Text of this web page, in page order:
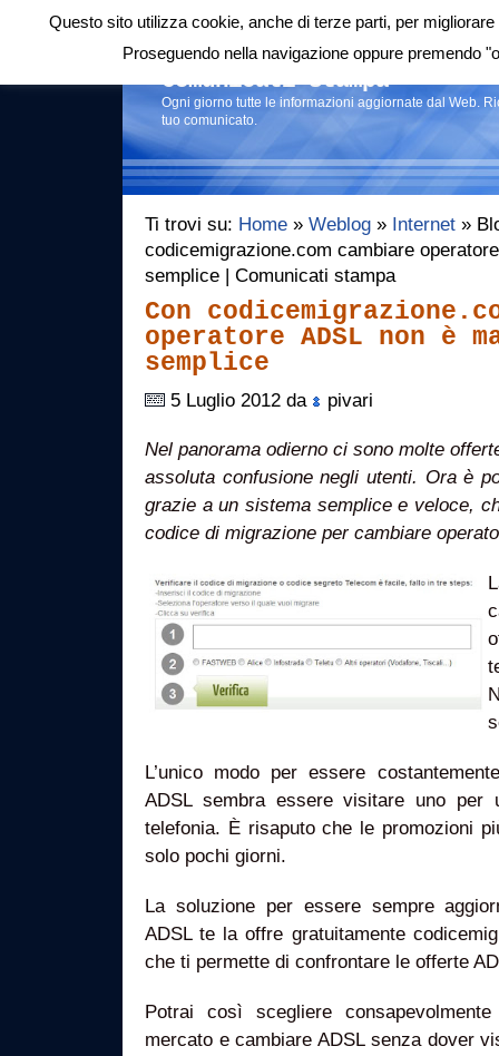
Login|RSS |
Comunicati stampa
Ogni giorno tutte le informazioni aggiornate dal Web.
tuo comunicato.
Ti trovi su: Home » Weblog » Internet »
codicemigrazione.com cambiare
semplice | Comunicati stampa
Con
operatore ADSL non è
semplice
5 Luglio 2012 da pivari
Nel panorama odierno ci sono molte
assoluta confusione negli utenti. Ora è
grazie a un sistema semplice e veloce,
codice di migrazione per cambiare
L’unico modo per essere
ADSL sembra essere visitare uno
telefonia. È risaputo che le promozioni
solo pochi giorni.
La soluzione per essere sempre
ADSL te la offre gratuitamente
che ti permette di confrontare le offerte
Potrai così scegliere
mercato e cambiare ADSL senza dover
Questo sito utilizza cookie, anche di terze parti, per
Proseguendo nella navigazione oppure premendo